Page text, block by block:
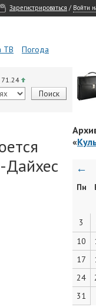
Зарегистрироваться / Войти
ТВ Погода
71.24
Дайхес
«
←
Пн
3
10
17
24
31